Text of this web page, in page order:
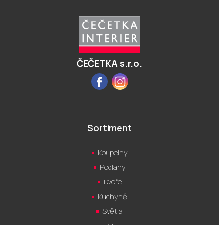
ČEČETKA s.r.o.
FacebookInstagram
Sortiment
Koupelny
Podlahy
Dveře
Kuchyně
Světla